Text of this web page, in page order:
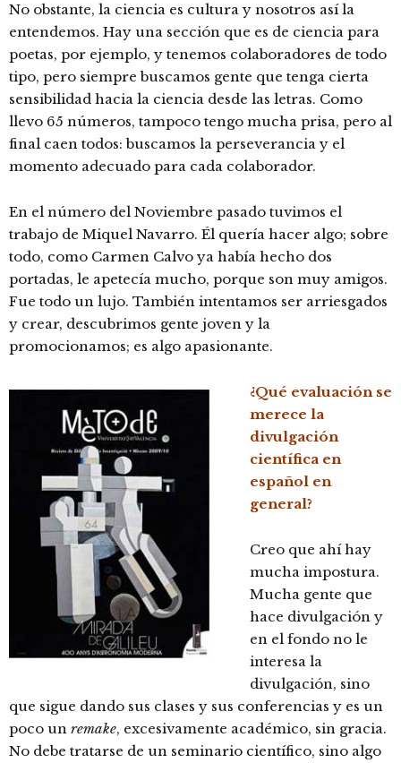
No obstante, la ciencia es cultura y nosotros así la
entendemos. Hay una sección que es de ciencia para
poetas, por ejemplo, y tenemos colaboradores de todo
tipo, pero siempre buscamos gente que tenga cierta
sensibilidad hacia la ciencia desde las letras. Como
llevo 65 números, tampoco tengo mucha prisa, pero al
final caen todos: buscamos la perseverancia y el
momento adecuado para cada colaborador.
En el número del Noviembre pasado tuvimos el
trabajo de Miquel Navarro. Él quería hacer algo; sobre
todo, como Carmen Calvo ya había hecho dos
portadas, le apetecía mucho, porque son muy amigos.
Fue todo un lujo. También intentamos ser arriesgados
y crear, descubrimos gente joven y la
promocionamos; es algo apasionante.
¿Qué evaluación se
merece la
divulgación
científica en
español en
general?
Creo que ahí hay
mucha impostura.
Mucha gente que
hace divulgación y
en el fondo no le
interesa la
divulgación, sino
que sigue dando sus clases y sus conferencias y es un
poco un remake, excesivamente académico, sin gracia.
No debe tratarse de un seminario científico, sino algo